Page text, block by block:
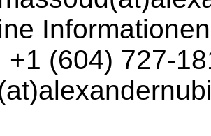
+1 (604) 727-